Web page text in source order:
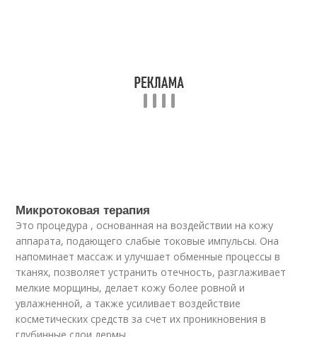
Микротоковая терапия
Это процедура , основанная на воздействии на кожу
аппарата, подающего слабые токовые импульсы. Она
напоминает массаж и улучшает обменные процессы в
тканях, позволяет устранить отечность, разглаживает
мелкие морщины, делает кожу более ровной и
увлажненной, а также усиливает воздействие
косметических средств за счет их проникновения в